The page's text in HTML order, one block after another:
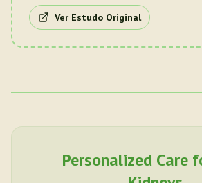
Ver Estudo Original
Personalized Care